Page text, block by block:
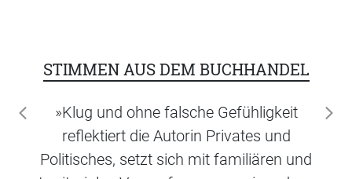
STIMMEN AUS DEM BUCHHANDEL
»Klug und ohne falsche Gefühligkeit
reflektiert die Autorin Privates und
Politisches, setzt sich mit familiären und
zurück